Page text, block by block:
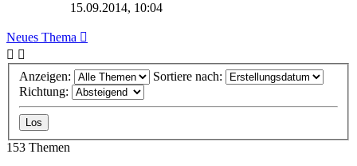
15.09.2014, 10:04
Neues Thema
Anzeigen:
Sortiere nach:
Richtung:
153 Themen